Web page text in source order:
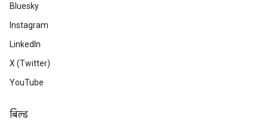
Bluesky
Instagram
LinkedIn
X (Twitter)
YouTube
बिल्ड